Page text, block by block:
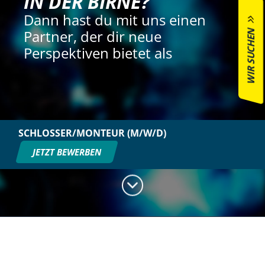
WIR SUCHEN
Dann hast du mit uns einen
Partner, der dir neue
Perspektiven bietet als
SCHLOSSER/MONTEUR (M/W/D)
JETZT BEWERBEN